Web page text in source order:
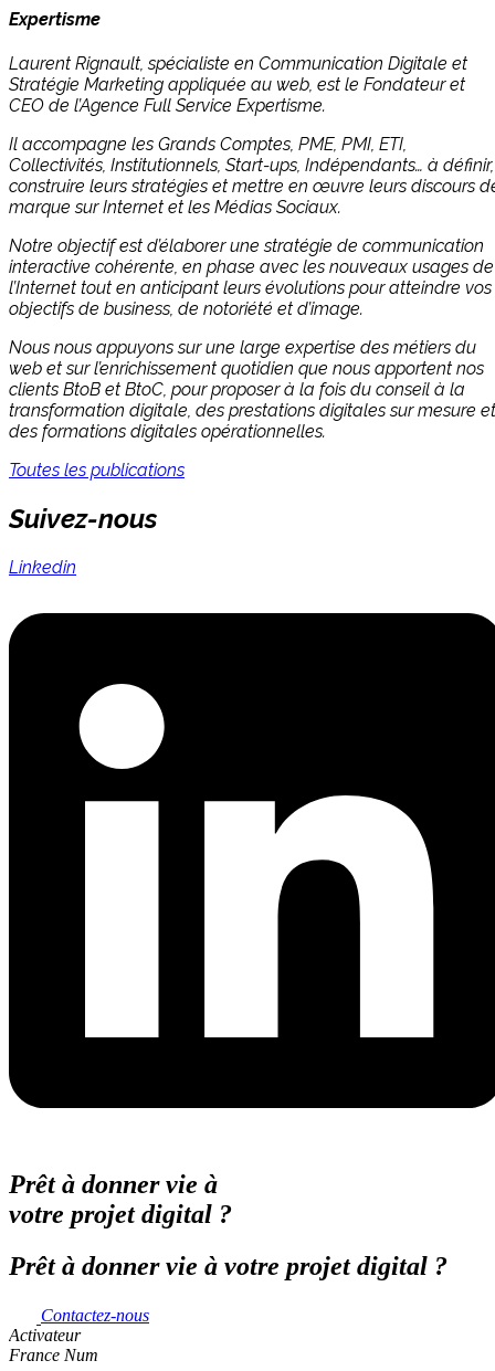
Expertisme
Laurent Rignault, spécialiste en Communication Digitale et
Stratégie Marketing appliquée au web, est le Fondateur et
CEO de l’Agence Full Service Expertisme.
Il accompagne les Grands Comptes, PME, PMI, ETI,
Collectivités, Institutionnels, Start-ups, Indépendants… à définir,
construire leurs stratégies et mettre en œuvre leurs discours
marque sur Internet et les Médias Sociaux.
Notre objectif est d’élaborer une stratégie de communication
interactive cohérente, en phase avec les nouveaux usages de
l’Internet tout en anticipant leurs évolutions pour atteindre vos
objectifs de business, de notoriété et d’image.
Nous nous appuyons sur une large expertise des métiers du
web et sur l’enrichissement quotidien que nous apportent nos
clients BtoB et BtoC, pour proposer à la fois du conseil à la
transformation digitale, des prestations digitales sur mesure et
des formations digitales opérationnelles.
Toutes les publications
Suivez-nous
Linkedin
Prêt à donner vie à
votre projet digital ?
Prêt à donner vie à votre projet digital ?
Contactez-nous
Activateur
France Num